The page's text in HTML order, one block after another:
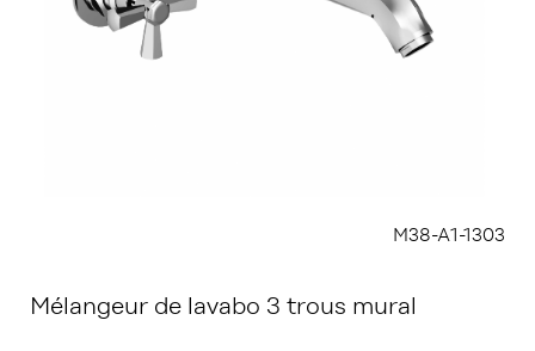
M38-A1-1303
Mélangeur de lavabo 3 trous mural